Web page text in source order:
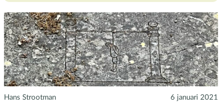
Hans Strootman 6 januari 2021